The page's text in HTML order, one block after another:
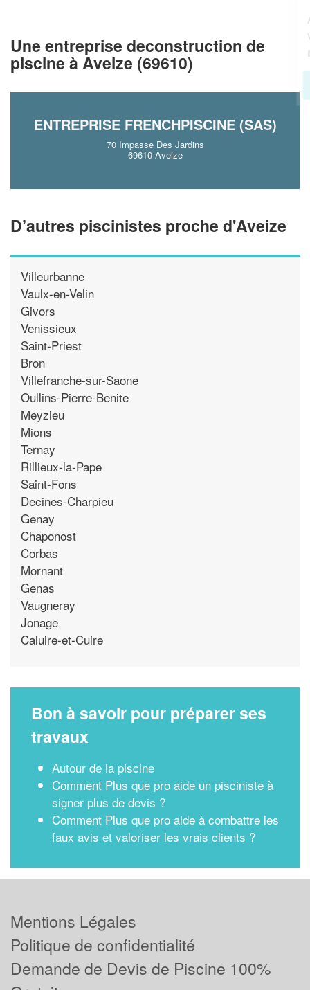
Une entreprise deconstruction de
piscine à Aveize (69610)
ENTREPRISE FRENCHPISCINE (SAS)
70 Impasse Des Jardins
69610 Aveize
D’autres piscinistes proche d'Aveize
Villeurbanne
Vaulx-en-Velin
Givors
Venissieux
Saint-Priest
Bron
Villefranche-sur-Saone
Oullins-Pierre-Benite
Meyzieu
Mions
Ternay
Rillieux-la-Pape
Saint-Fons
Decines-Charpieu
Genay
Chaponost
Corbas
Mornant
Genas
Vaugneray
Jonage
Caluire-et-Cuire
Bon à savoir pour préparer ses
travaux
Autour de la piscine
Comment Plus que pro aide un pisciniste à
signer plus de devis ?
Comment Plus que pro aide à combattre les
faux avis et valoriser les vrais clients ?
nouveaux clients!
Mentions Légales
Politique de confidentialité
Demande de Devis de Piscine 100%